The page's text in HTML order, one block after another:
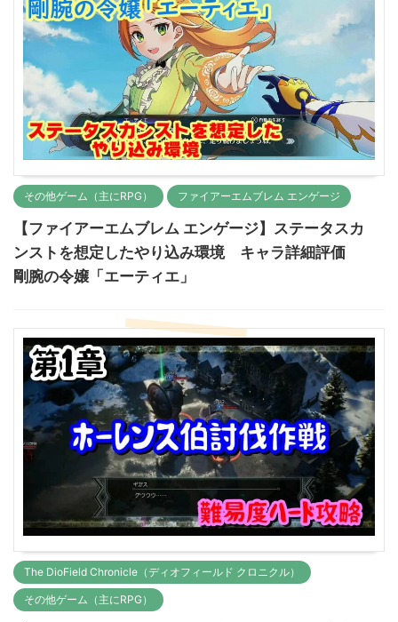
その他ゲーム（主にRPG） ファイアーエムブレム エンゲージ
【ファイアーエムブレム エンゲージ】ステータスカ
ンストを想定したやり込み環境 キャラ詳細評価
剛腕の令嬢「エーティエ」
The DioField Chronicle（ディオフィールド クロニクル）
その他ゲーム（主にRPG）